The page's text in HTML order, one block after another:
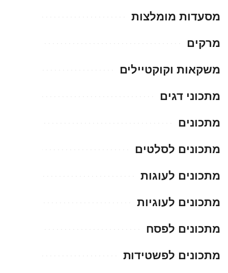
מסעדות מומלצות
מרקים
משקאות וקוקטיילים
מתכוני דגים
מתכונים
מתכונים לסלטים
מתכונים לעוגות
מתכונים לעוגיות
מתכונים לפסח
מתכונים לפשטידות